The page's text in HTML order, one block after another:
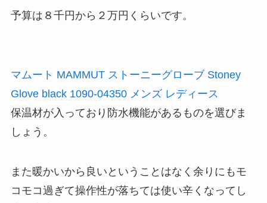
予算は８千円から２万円くらいです。
マムート MAMMUT ストーニーグローブ Stoney
Glove black 1090-04350 メンズ レディース
保温材が入っており防水機能があるものを選びま
しょう。
また暖かいから良いということはなく余りにもモ
コモコ過ぎて操作性が落ちては使い辛くなってし